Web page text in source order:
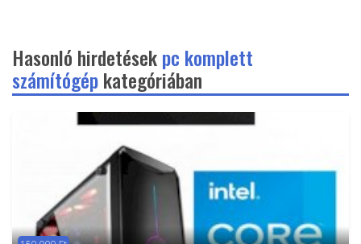
Hasonló hirdetésekpc komplett
számítógépkategóriában